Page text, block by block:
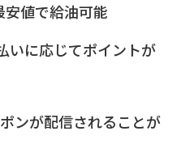
安値で給油可能
いに応じてポイントが
ンが配信されることが